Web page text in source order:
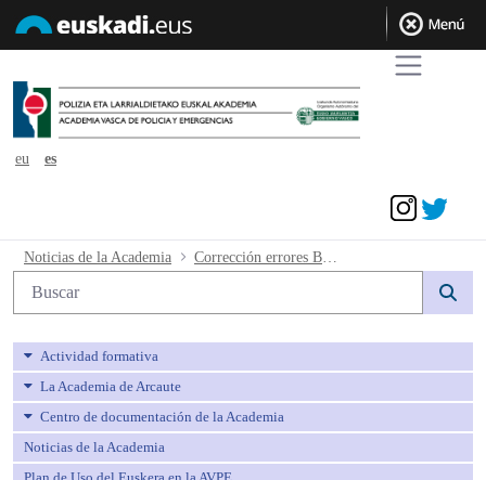
eu
es
Corrección errores BOPV - avpe
Noticias de la Academia
Búsqueda web
Actividad formativa
La Academia de Arcaute
Centro de documentación de la Academia
Noticias de la Academia